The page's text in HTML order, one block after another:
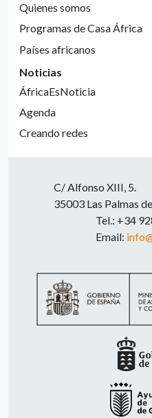
Quienes somos
Programas de Casa África
Países africanos
Noticias
ÁfricaEsNoticia
Agenda
Creando redes
C/ Alfonso XIII, 5.
35003 Las Palmas
Tel.: +34
Email: